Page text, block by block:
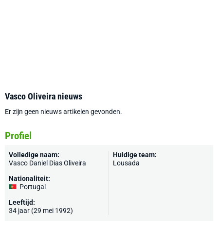
Vasco Oliveira nieuws
Er zijn geen nieuws artikelen gevonden.
Profiel
Volledige naam:
Vasco Daniel Dias Oliveira
Nationaliteit:
Portugal
Leeftijd:
34 jaar (29 mei 1992)
Huidige team:
Lousada